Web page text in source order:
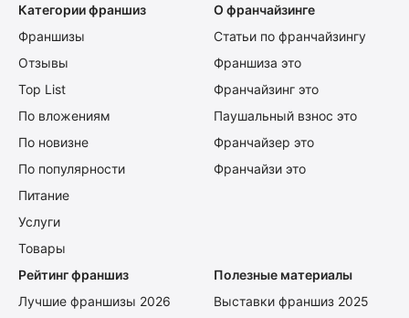
Категории франшиз
Франшизы
Отзывы
Top List
По вложениям
По новизне
По популярности
Питание
Услуги
Товары
О франчайзинге
Статьи по франчайзингу
Франшиза это
Франчайзинг это
Паушальный взнос это
Франчайзер это
Франчайзи это
Рейтинг франшиз
Лучшие франшизы 2026
Полезные материалы
Выставки франшиз 2025